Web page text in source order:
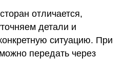
отличается,
детали и
ситуацию. При
передать через